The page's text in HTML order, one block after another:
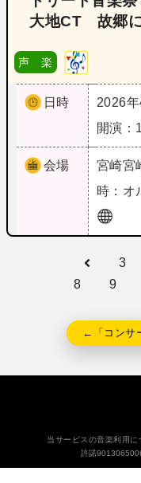
大地CT 故郷に
声 楽
日時
2026年
開演：
会場 宮崎宮
時：オ
3
8
9
←「コンサ
当サービスの音楽利用
許諾